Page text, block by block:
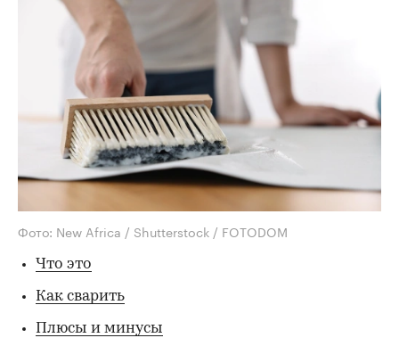
Фото: New Africa / Shutterstock / FOTODOM
Что это
Как сварить
Плюсы и минусы